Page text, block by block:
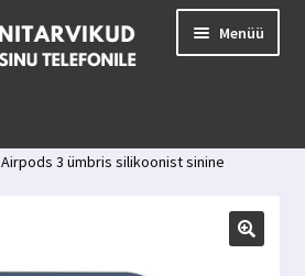
Menüü
Airpods 3 ümbris silikoonist sinine